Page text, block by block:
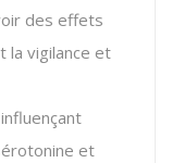
des effets
la vigilance et
influençant
et